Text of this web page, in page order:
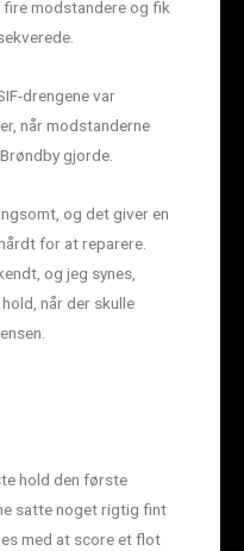
modstandere og fik
drengene var
når modstanderne
gjorde.
og det giver en
for at reparere.
og jeg synes,
når der skulle
hold den første
satte noget rigtig fint
med at score et flot